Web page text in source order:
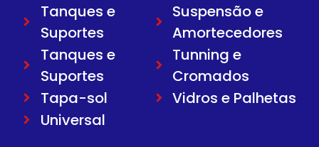
Tanques e
Suportes
Tanques e
Suportes
Tapa-sol
Universal
Suspensão e
Amortecedores
Tunning e
Cromados
Vidros e Palhetas